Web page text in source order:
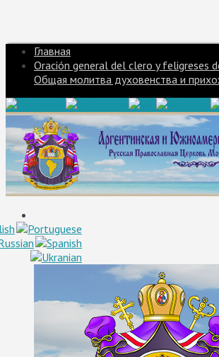
Главная
Oración general del clero y feligreses
Общая молитва духовенства и